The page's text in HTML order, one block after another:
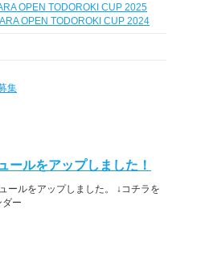
OPEN TODOROKI CUP 2025
OPEN TODOROKI CUP 2024
集
ールをアップしました！
ールをアップしました。 ↓コチラを
ー